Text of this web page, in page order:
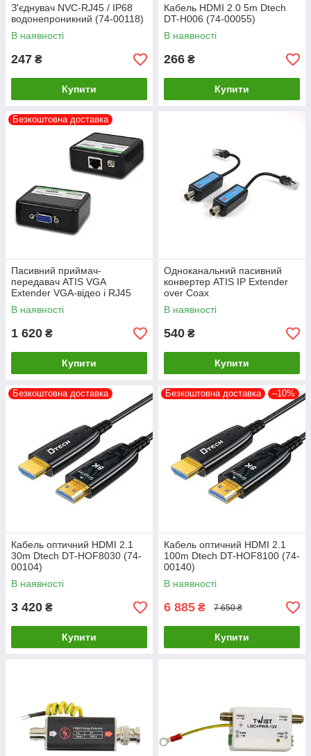
З'єднувач NVC-RJ45 / IP68
водонепроникний (74-00118)
В наявності
247 ₴
Купити
Кабель HDMI 2.0 5m Dtech
DT-H006 (74-00055)
В наявності
266 ₴
Купити
Безкоштовна доставка
Пасивний приймач-
передавач ATIS VGA
Extender VGA-відео і RJ45
В наявності
1 620 ₴
Купити
Одноканальний пасивний
конвертер ATIS IP Extender
over Coax
В наявності
540 ₴
Купити
Безкоштовна доставка
Кабель оптичний HDMI 2.1
30m Dtech DT-HOF8030 (74-
00104)
В наявності
3 420 ₴
Купити
Безкоштовна доставка –10%
Кабель оптичний HDMI 2.1
100m Dtech DT-HOF8100 (74-
00140)
В наявності
6 885 ₴ 7 650 ₴
Купити